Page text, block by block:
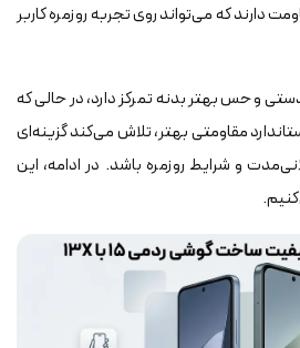
دارند که می‌تواند روی تجربه روزمره کاربر
و حس بهتر بدنه تمرکز دارد، در حالی که
و استاندارد مقاومتی بهتر، تلاش می‌کند گزینه‌ای
و شرایط روزمره باشد. در ادامه، این